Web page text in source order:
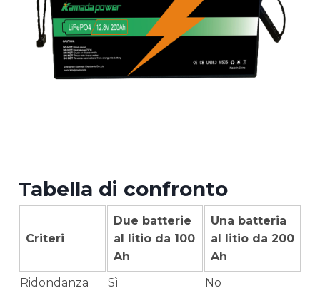
Tabella di confronto
Criteri
Due batterie
al litio da 100
Ah
Una batteria
al litio da 200
Ah
Ridondanza
Sì
No